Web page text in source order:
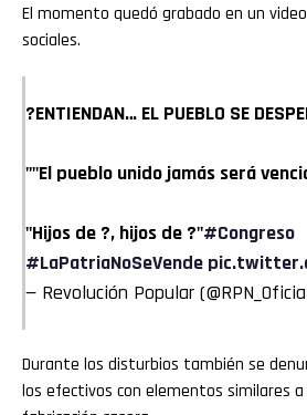
El momento quedó grabado en un
sociales.
?ENTIENDAN… EL PUEBLO SE
""El pueblo unido jamás será
"Hijos de ?, hijos de ?"#Congreso
#LaPatriaNoSeVende
— Revolución Popular
Durante los disturbios también se
los efectivos con elementos similares